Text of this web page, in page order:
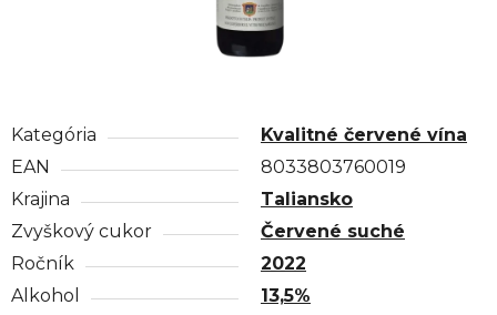
Kategória
Kvalitné červené vína
EAN
8033803760019
Krajina
Taliansko
Zvyškový cukor
Červené suché
Ročník
2022
Alkohol
13,5%